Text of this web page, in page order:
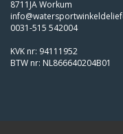
8711JA Workum
0031-515 542004
KVK nr: 94111952
BTW nr: NL866640204B01